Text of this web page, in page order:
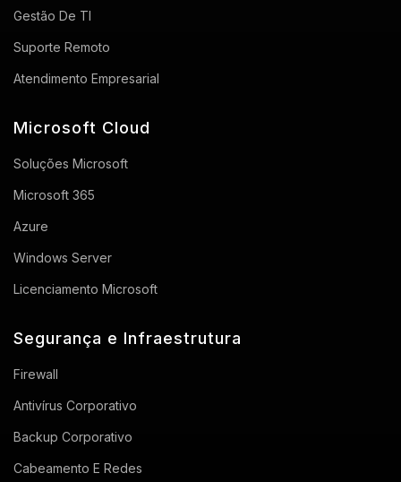
Gestão De TI
Suporte Remoto
Atendimento Empresarial
Microsoft Cloud
Soluções Microsoft
Microsoft 365
Azure
Windows Server
Licenciamento Microsoft
Segurança e Infraestrutura
Firewall
Antivírus Corporativo
Backup Corporativo
Cabeamento E Redes